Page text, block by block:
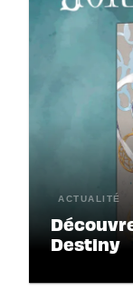
ACTUALITÉ
Destiny